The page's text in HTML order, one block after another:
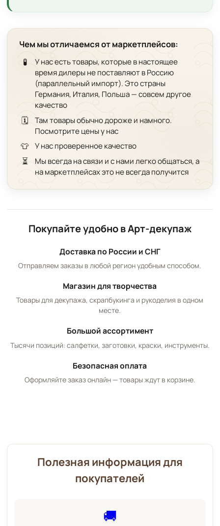
Чем мы отличаемся от маркетплейсов:
🧪
У нас есть товары, которые в настоящее
время дилеры не поставляют в Россию
(параллельный импорт). Это страны
Германия, Италия, Польша — совсем другое
качество
🗓️
Там товары обычно дороже и намного.
Посмотрите цены у нас
👕 У нас проверенное качество
⏳
Мы всегда на связи и с нами легко общаться, а
на маркетплейсах это не всегда получится
Покупайте удобно в Арт-декупаж
Доставка по России и СНГ
Отправляем заказы в любой регион удобным способом.
Магазин для творчества
Товары для декупажа, скрапбукинга и рукоделия в одном
месте.
Большой ассортимент
Тысячи позиций: салфетки, заготовки, краски, инструменты.
Безопасная оплата
Оформляйте заказ онлайн — товары ждут в корзине.
Полезная информация для
покупателей
🚚